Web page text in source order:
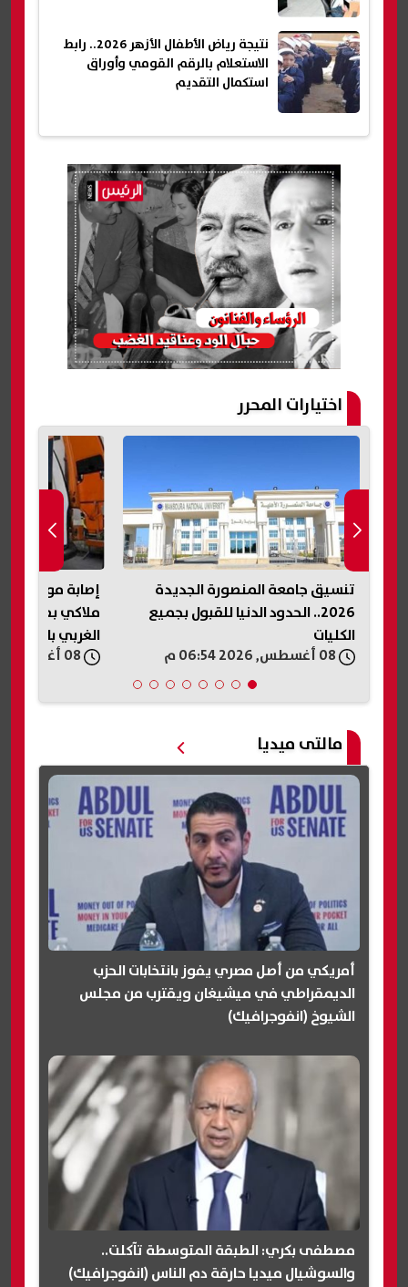
نتيجة رياض الأطفال الأزهر 2026.. رابط
الاستعلام بالرقم القومي وأوراق
استكمال التقديم
اختيارات المحرر
تنسيق جامعة المنصورة الجديدة
2026.. الحدود الدنيا للقبول بجميع
الكليات
إصابة مواطنين
ملاكي بطريق
الغربي بالفيوم
مالتى ميديا
أمريكي من أصل مصري يفوز بانتخابات الحزب
الديمقراطي في ميشيغان ويقترب من مجلس
الشيوخ (انفوجرافيك)
مصطفى بكري: الطبقة المتوسطة تآكلت..
والسوشيال ميديا حارقة دم الناس (انفوجرافيك)